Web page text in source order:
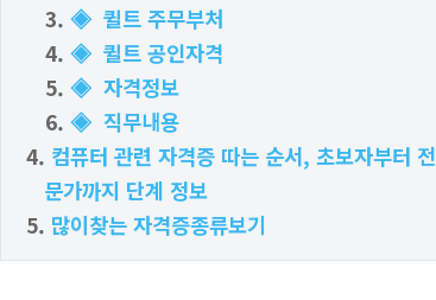
◈ 퀼트 주무부처
◈ 퀼트 공인자격
◈ 자격정보
◈ 직무내용
컴퓨터 관련 자격증 따는 순서, 초보자부터 전
문가까지 단계 정보
많이찾는 자격증종류보기